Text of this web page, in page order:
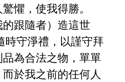
懼，使我得勝。
跟隨者）造這世
時守淨禮，以謹守拜
為合法之物，單單
於我之前的任何人